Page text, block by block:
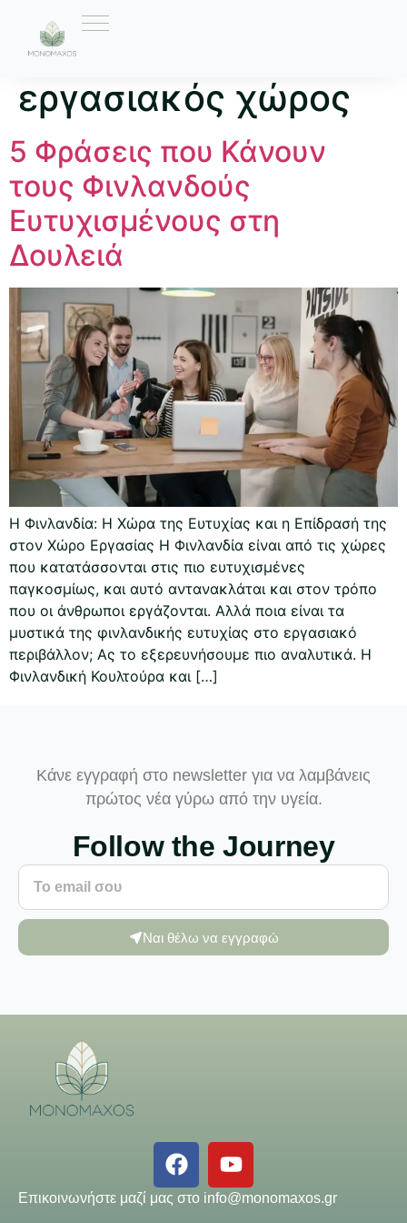
Ετικέτα:
εργασιακός χώρος
5 Φράσεις που Κάνουν
τους Φινλανδούς
Ευτυχισμένους στη
Δουλειά
Η Φινλανδία: Η Χώρα της Ευτυχίας και η Επίδρασή της
στον Χώρο Εργασίας Η Φινλανδία είναι από τις χώρες
που κατατάσσονται στις πιο ευτυχισμένες
παγκοσμίως, και αυτό αντανακλάται και στον τρόπο
που οι άνθρωποι εργάζονται. Αλλά ποια είναι τα
μυστικά της φινλανδικής ευτυχίας στο εργασιακό
περιβάλλον; Ας το εξερευνήσουμε πιο αναλυτικά. Η
Φινλανδική Κουλτούρα και […]
Κάνε εγγραφή στο newsletter για να λαμβάνεις
πρώτος νέα γύρω από την υγεία.
Follow the Journey
Ναι θέλω να εγγραφώ
Επικοινωνήστε μαζί μας στο info@monomaxos.gr